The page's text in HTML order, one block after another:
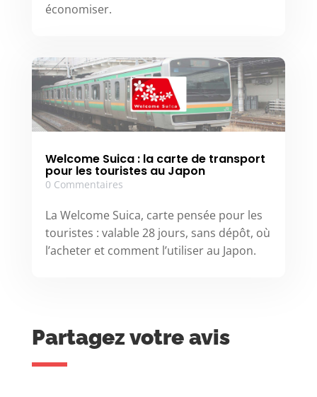
économiser.
Welcome Suica : la carte de transport
pour les touristes au Japon
0 Commentaires
La Welcome Suica, carte pensée pour les
touristes : valable 28 jours, sans dépôt, où
l’acheter et comment l’utiliser au Japon.
Partagez votre avis